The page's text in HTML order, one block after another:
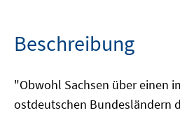
Beschreibung
"Obwohl Sachsen über einen
ostdeutschen Bundesländern